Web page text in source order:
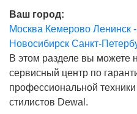
Ваш город:
Москва Кемерово Ленинск
Новосибирск Санкт-
В этом разделе вы можете
сервисный центр по
профессиональной
стилистов Dewal.